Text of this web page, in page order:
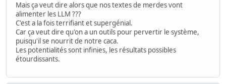
Mais ça veut dire alors que nos textes de merdes vont
alimenter les LLM ???
C'est a la fois terrifiant et supergénial.
Car ça veut dire qu'on a un outils pour pervertir le système,
puisqu'il se nourrit de notre caca.
Les potentialités sont infinies, les résultats possibles
étourdissants.